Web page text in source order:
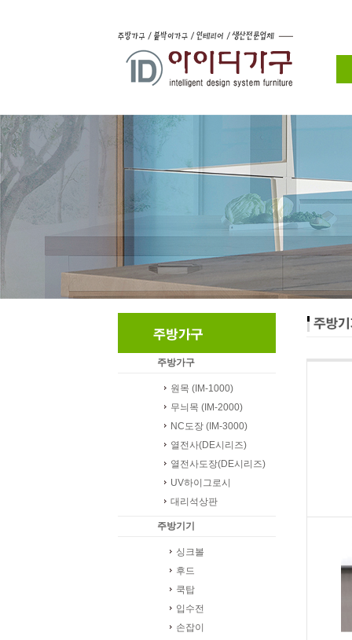
주방가구
원목 (IM-1000)
무늬목 (IM-2000)
NC도장 (IM-3000)
열전사(DE시리즈)
열전사도장(DE시리즈)
UV하이그로시
대리석상판
주방기기
싱크볼
후드
쿡탑
입수전
손잡이